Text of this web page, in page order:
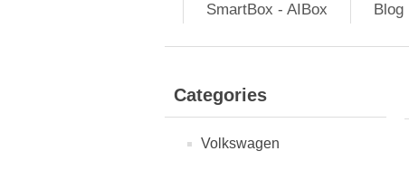
SmartBox - AIBox
Blog
Categories
Volkswagen